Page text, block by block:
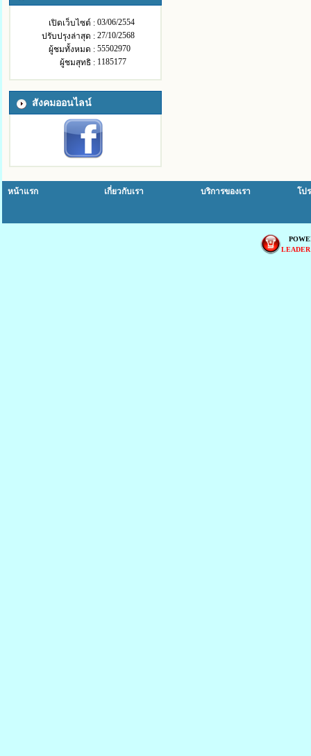
เปิดเว็บไซต์ : 03/06/2554
ปรับปรุงล่าสุด : 27/10/2568
ผู้ชมทั้งหมด : 55502970
ผู้ชมสุทธิ : 1185177
สังคมออนไลน์
หน้าแรก เกี่ยวกับเรา บริการของเรา โป